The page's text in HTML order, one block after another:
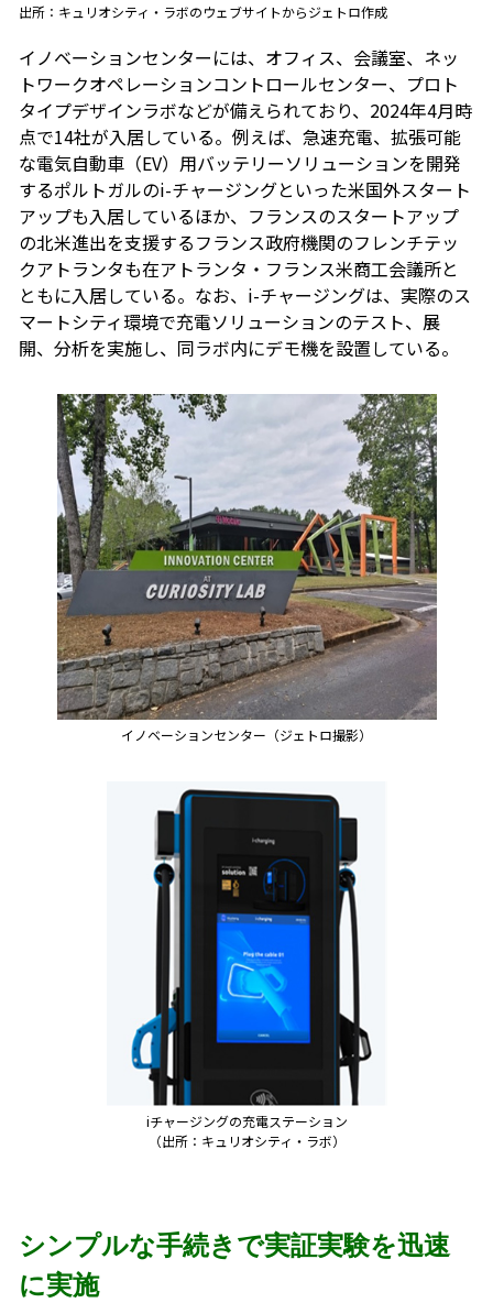
出所：キュリオシティ・ラボのウェブサイトからジェトロ作成
イノベーションセンターには、オフィス、会議室、ネッ
トワークオペレーションコントロールセンター、プロト
タイプデザインラボなどが備えられており、2024年4月時
点で14社が入居している。例えば、急速充電、拡張可能
な電気自動車（EV）用バッテリーソリューションを開発
するポルトガルのi-チャージングといった米国外スタート
アップも入居しているほか、フランスのスタートアップ
の北米進出を支援するフランス政府機関のフレンチテッ
クアトランタも在アトランタ・フランス米商工会議所と
ともに入居している。なお、i-チャージングは、実際のス
マートシティ環境で充電ソリューションのテスト、展
開、分析を実施し、同ラボ内にデモ機を設置している。
イノベーションセンター（ジェトロ撮影）
iチャージングの充電ステーション
（出所：キュリオシティ・ラボ）
シンプルな手続きで実証実験を迅速
に実施